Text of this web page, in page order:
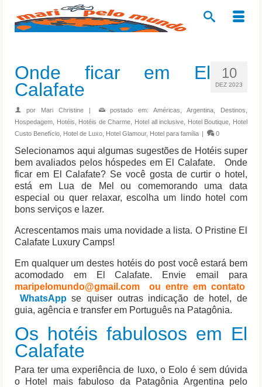
10
DEZ 2023
Onde ficar em El
Calafate
por Mari Christine | postado em:Américas ,Argentina Destinos
Hospedagem
Hotéis Hotéis de Charme Hotel all inclusive Hotel Boutique
Hotel
Custo Benefício Hotel de Luxo Hotel Glamour, Hotel para família | 0
Selecionamos aqui algumas sugestões de Hotéis super
bem avaliados pelos hóspedes em El Calafate. Onde
ficar em El Calafate? Se você gosta de curtir o hotel,
está em Lua de Mel ou comemorando uma data
especial ou quer relaxar, escolha um lindo hotel com
bons serviços e lazer.
Acrescentamos mais uma novidade a lista. O Pristine El
Calafate Luxury Camps!
Em qualquer um destes hotéis do post você estará bem
acomodado em El Calafate. Envie email para
maripelomundo@gmail.com
ou entre em contato
WhatsAppse quiser outras indicação de hotel, de
guia, agência e transfer em Português na Patagônia.
Os hotéis fabulosos em El
Calafate
Para ter uma experiência de luxo, o Eolo é sem dúvida
o Hotel mais fabuloso da Patagônia Argentina pelo